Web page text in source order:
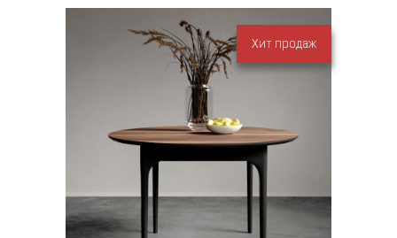
Хит продаж